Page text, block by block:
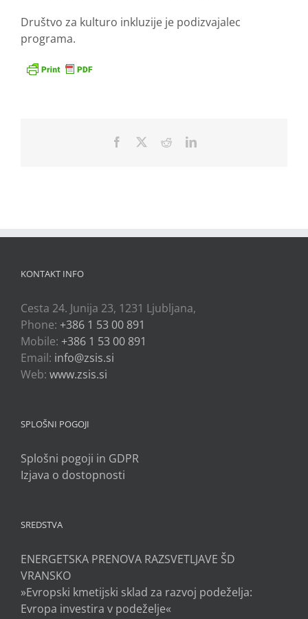
Društvo za kulturo inkluzije je podizvajalec
programa.
Facebook RedditLinkedIn
KONTAKT INFO
Cesta 24. Junija 23, 1231 Ljubljana,
Phone: +386 1 53 00 891
Mobile: +386 1 53 00 891
Email: info@zsis.si
Web: www.zsis.si
SPLOŠNI POGOJI
Splošni pogoji in GDPR
Izjava o dostopnosti
SREDSTVA
ENERGETSKA PRENOVA RAZSVETLJAVE ŠD
VRANSKO
»Evropski kmetijski sklad za razvoj podeželja:
Evropa investira v podeželje«